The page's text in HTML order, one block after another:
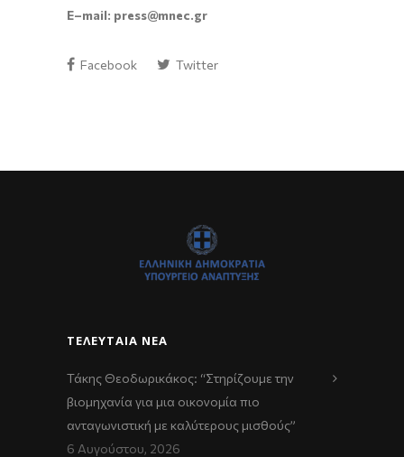
E–mail: press@mnec.gr
Facebook Twitter
ΤΕΛΕΥΤΑΊΑ ΝΈΑ
Τάκης Θεοδωρικάκος: “Στηρίζουμε την
βιομηχανία για μια οικονομία πιο
ανταγωνιστική με καλύτερους μισθούς”
6 Αυγούστου, 2026